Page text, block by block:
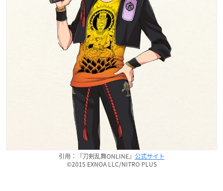
引用：『刀剣乱舞ONLINE』 公式サイト
©2015 EXNOA LLC/NITRO PLUS